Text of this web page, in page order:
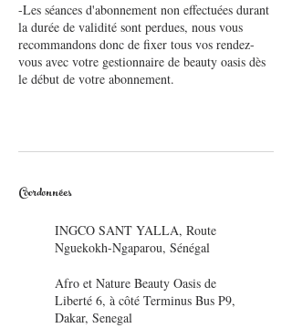
-Les séances d'abonnement non effectuées durant
la durée de validité sont perdues, nous vous
recommandons donc de fixer tous vos rendez-
vous avec votre gestionnaire de beauty oasis dès
le début de votre abonnement.
Coordonnées
INGCO SANT YALLA, Route
Nguekokh-Ngaparou, Sénégal
Afro et Nature Beauty Oasis de
Liberté 6, à côté Terminus Bus P9,
Dakar, Senegal